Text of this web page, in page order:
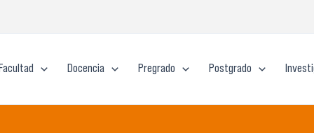
Docencia Pregrado Postgrado